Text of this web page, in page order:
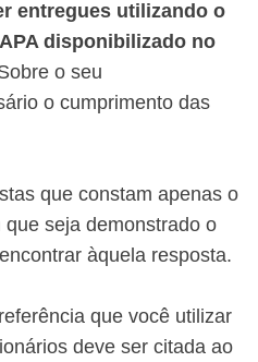
entregues utilizando o
disponibilizado no
o seu
o cumprimento das
que constam apenas o
seja demonstrado o
àquela resposta.
que você utilizar
deve ser citada ao